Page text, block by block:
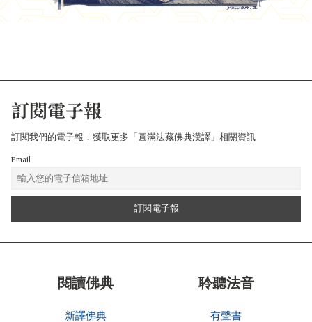
訂閱電子報
訂閱我們的電子報，獲取更多「圓滿法藏佛典漢譯」相關資訊
Email
閱讀佛典
新譯佛典
聆聽法音
有聲書